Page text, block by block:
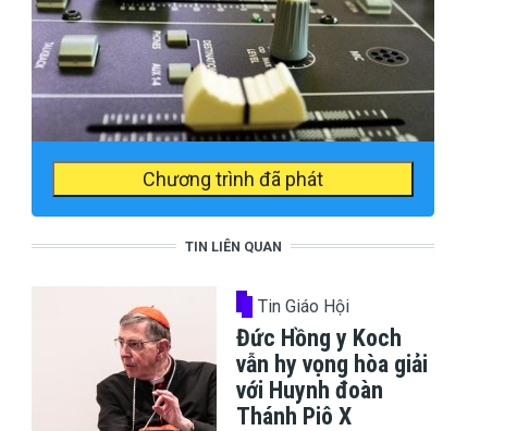
Chương trình đã phát
TIN LIÊN QUAN
Tin Giáo Hội
Đức Hồng y Koch
vẫn hy vọng hòa giải
với Huynh đoàn
Thánh Piô X